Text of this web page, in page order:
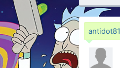
antidot81